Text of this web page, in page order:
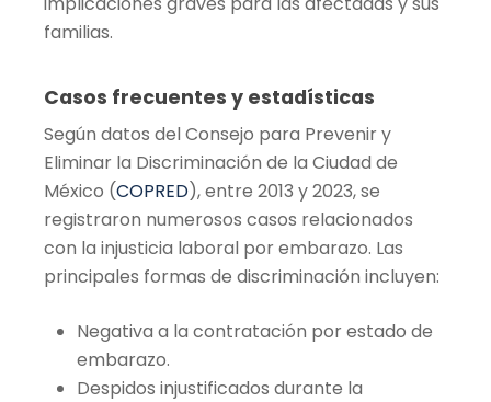
familias.
Casos frecuentes y estadísticas
Según datos del Consejo para Prevenir y
Eliminar la Discriminación de la Ciudad de
México (COPRED), entre 2013 y 2023, se
registraron numerosos casos relacionados
con la injusticia laboral por embarazo. Las
principales formas de discriminación incluyen:
Negativa a la contratación por estado de
embarazo.
Despidos injustificados durante la